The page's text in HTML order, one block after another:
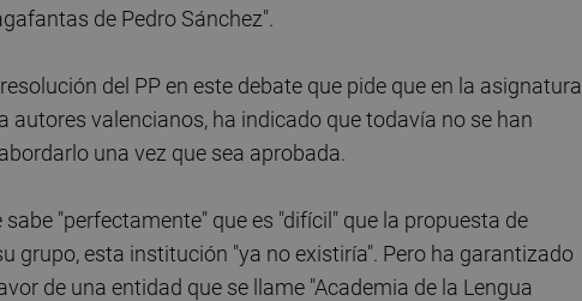
de Pedro Sánchez".
del PP en este debate que pide que en la asignatura
autores valencianos, ha indicado que todavía no se han
una vez que sea aprobada.
"perfectamente" que es "difícil" que la propuesta de
grupo, esta institución "ya no existiría". Pero ha garantizado
de una entidad que se llame "Academia de la Lengua